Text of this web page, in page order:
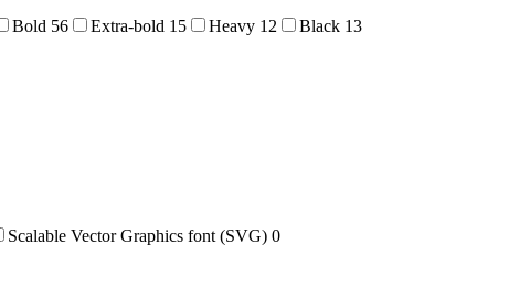
Bold 56 Extra-bold 15 Heavy 12 Black 13
Scalable Vector Graphics font (SVG) 0